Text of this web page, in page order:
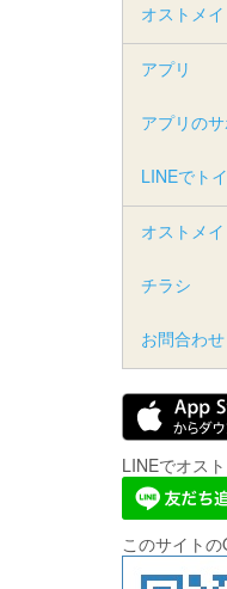
オストメ
アプリ
アプリの
LINEでト
オストメ
チラシ
お問合わせ
LINEでオス
このサイトの